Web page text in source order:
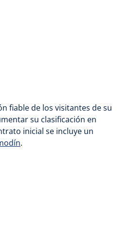
fiable de los visitantes de su
su clasificación en
inicial se incluye un
.